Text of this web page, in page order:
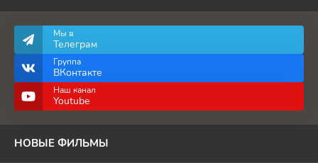
Мы в
Телеграм
Группа
ВКонтакте
Наш канал
Youtube
НОВЫЕ ФИЛЬМЫ